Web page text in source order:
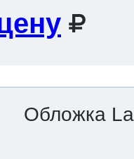
Обложка